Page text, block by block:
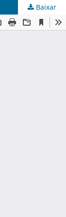
Baixar